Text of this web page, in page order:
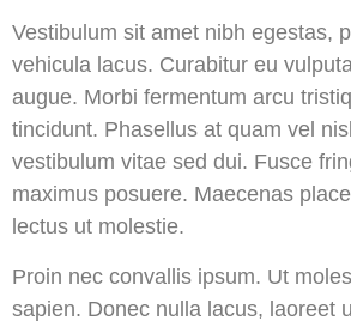
Vestibulum sit amet nibh egestas,
vehicula lacus. Curabitur eu
augue. Morbi fermentum arcu
tincidunt. Phasellus at quam vel
vestibulum vitae sed dui. Fusce
maximus posuere. Maecenas
lectus ut molestie.
Proin nec convallis ipsum. Ut
sapien. Donec nulla lacus, laoreet